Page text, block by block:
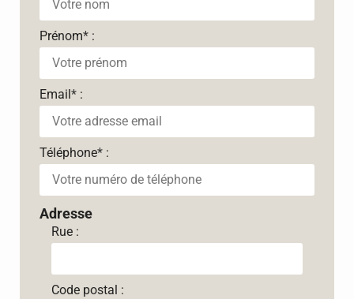
Prénom* :
Email* :
Téléphone* :
Adresse
Rue :
Code postal :